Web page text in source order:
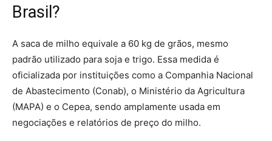
Brasil?
A saca de milho equivale a 60 kg de grãos, mesmo
padrão utilizado para soja e trigo. Essa medida é
oficializada por instituições como a Companhia Nacional
de Abastecimento (Conab), o Ministério da Agricultura
(MAPA) e o Cepea, sendo amplamente usada em
negociações e relatórios de preço do milho.